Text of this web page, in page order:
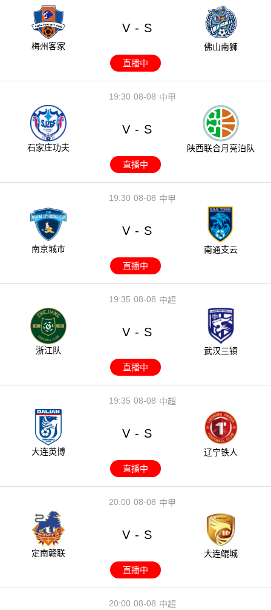
梅州客家
V - S
佛山南狮
直播中
08-08
19:30 中甲
石家庄功夫
V - S
陕西联合月亮泊队
直播中
08-08
19:30 中甲
南京城市
V - S
南通支云
直播中
08-08
19:35 中超
浙江队
V - S
武汉三镇
直播中
08-08
19:35 中超
大连英博
V - S
辽宁铁人
直播中
08-08
20:00 中甲
定南赣联
V - S
大连鲲城
直播中
08-08
20:00 中超